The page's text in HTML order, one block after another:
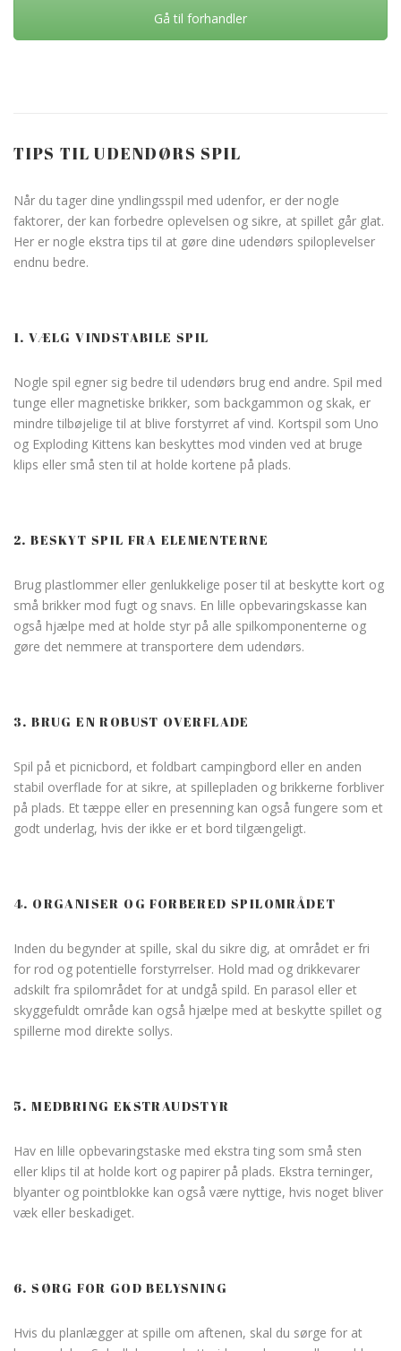
Gå til forhandler
TIPS TIL UDENDØRS SPIL
Når du tager dine yndlingsspil med udenfor, er der nogle
faktorer, der kan forbedre oplevelsen og sikre, at spillet går glat.
Her er nogle ekstra tips til at gøre dine udendørs spiloplevelser
endnu bedre.
1. VÆLG VINDSTABILE SPIL
Nogle spil egner sig bedre til udendørs brug end andre. Spil med
tunge eller magnetiske brikker, som backgammon og skak, er
mindre tilbøjelige til at blive forstyrret af vind. Kortspil som Uno
og Exploding Kittens kan beskyttes mod vinden ved at bruge
klips eller små sten til at holde kortene på plads.
2. BESKYT SPIL FRA ELEMENTERNE
Brug plastlommer eller genlukkelige poser til at beskytte kort og
små brikker mod fugt og snavs. En lille opbevaringskasse kan
også hjælpe med at holde styr på alle spilkomponenterne og
gøre det nemmere at transportere dem udendørs.
3. BRUG EN ROBUST OVERFLADE
Spil på et picnicbord, et foldbart campingbord eller en anden
stabil overflade for at sikre, at spillepladen og brikkerne forbliver
på plads. Et tæppe eller en presenning kan også fungere som et
godt underlag, hvis der ikke er et bord tilgængeligt.
4. ORGANISER OG FORBERED SPILOMRÅDET
Inden du begynder at spille, skal du sikre dig, at området er fri
for rod og potentielle forstyrrelser. Hold mad og drikkevarer
adskilt fra spilområdet for at undgå spild. En parasol eller et
skyggefuldt område kan også hjælpe med at beskytte spillet og
spillerne mod direkte sollys.
5. MEDBRING EKSTRAUDSTYR
Hav en lille opbevaringstaske med ekstra ting som små sten
eller klips til at holde kort og papirer på plads. Ekstra terninger,
blyanter og pointblokke kan også være nyttige, hvis noget bliver
væk eller beskadiget.
6. SØRG FOR GOD BELYSNING
Hvis du planlægger at spille om aftenen, skal du sørge for at